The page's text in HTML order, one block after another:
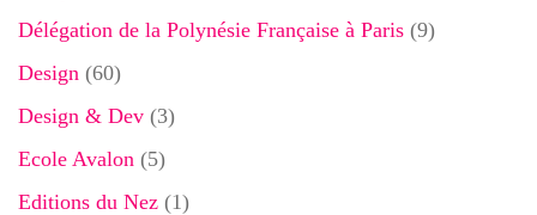
Délégation de la Polynésie Française à Paris (9)
Design (60)
Design & Dev (3)
Ecole Avalon (5)
Editions du Nez (1)